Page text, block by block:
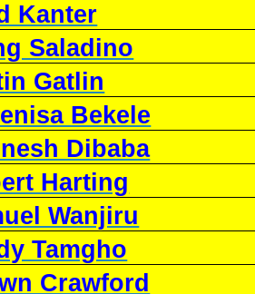
Kanter
Saladino
Gatlin
Bekele
Dibaba
Harting
Wanjiru
Tamgho
Crawford